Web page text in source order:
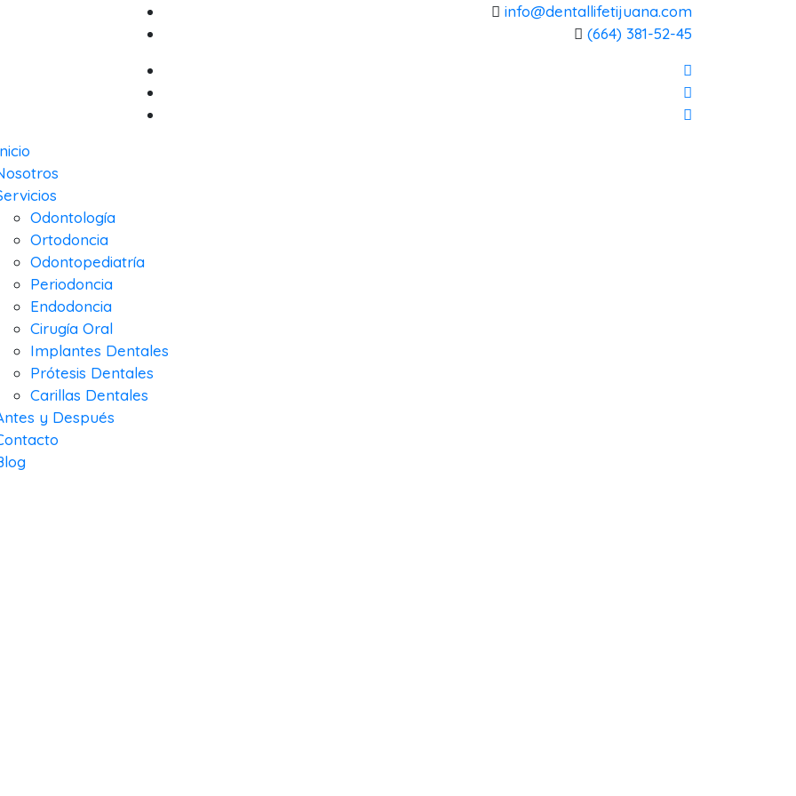
info@dentallifetijuana.com
(664) 381-52-45
Odontología
Ortodoncia
Odontopediatría
Periodoncia
Endodoncia
Cirugía Oral
Implantes Dentales
Prótesis Dentales
Carillas Dentales
y Después